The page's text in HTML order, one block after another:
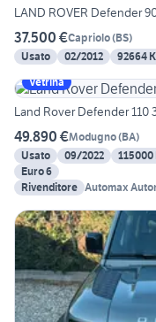
LAND ROVER Defender
37.500 €Capriolo(BS)
Usato
02/2012 92664
Vetrina
Land Rover Defender 110
49.890 €Modugno(BA)
Usato
09/2022 115000
Euro 6
Rivenditore Automax